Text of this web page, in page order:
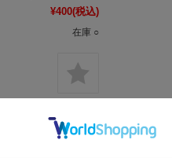
¥400(税込)
在庫 ○